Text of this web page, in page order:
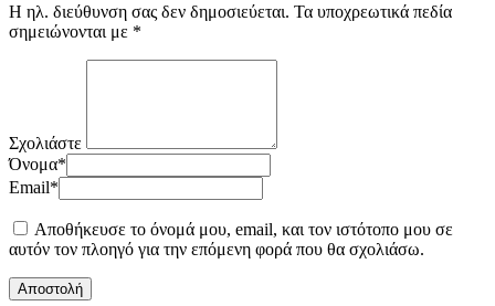
Η ηλ. διεύθυνση σας δεν δημοσιεύεται. Τα υποχρεωτικά πεδία
σημειώνονται με *
Σχολιάστε
Όνομα*
Email*
Αποθήκευσε το όνομά μου, email, και τον ιστότοπο μου σε
αυτόν τον πλοηγό για την επόμενη φορά που θα σχολιάσω.